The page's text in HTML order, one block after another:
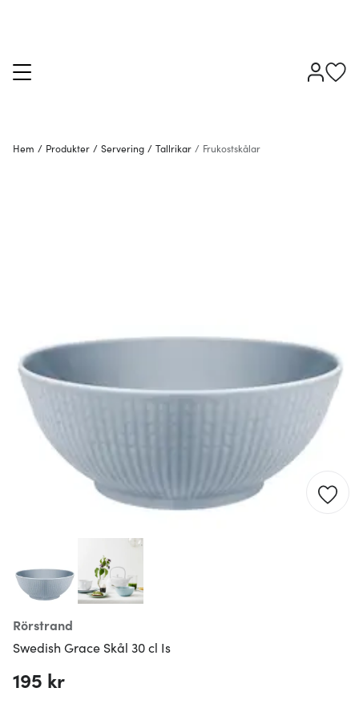
Hem / Produkter / Servering / Tallrikar / Frukostskålar
Rörstrand
Swedish Grace Skål 30 cl Is
195 kr